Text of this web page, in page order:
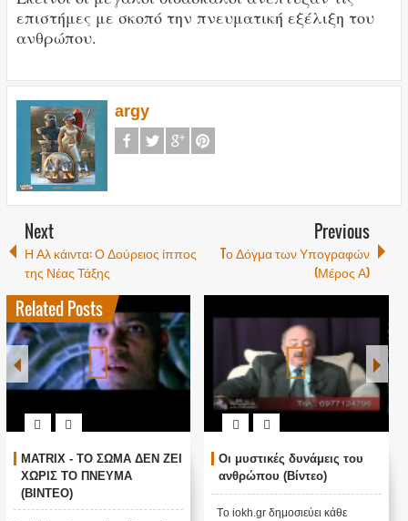
επιστήμες με σκοπό την πνευματική εξέλιξη του
ανθρώπου.
argy
Next
Η Αλ κάιντα: Ο Δούρειος ίππος
της Νέας Τάξης
Previous
Tο Δόγμα των Υπογραφών
(Μέρος Α)
Related Posts
MATRIX - ΤΟ ΣΩΜΑ ΔΕΝ ΖΕΙ
ΧΩΡΙΣ ΤΟ ΠΝΕΥΜΑ
(ΒΙΝΤΕΟ)
Οι μυστικές δυνάμεις του
ανθρώπου (Βίντεο)
Tο iokh.gr δημοσιεύει κάθε